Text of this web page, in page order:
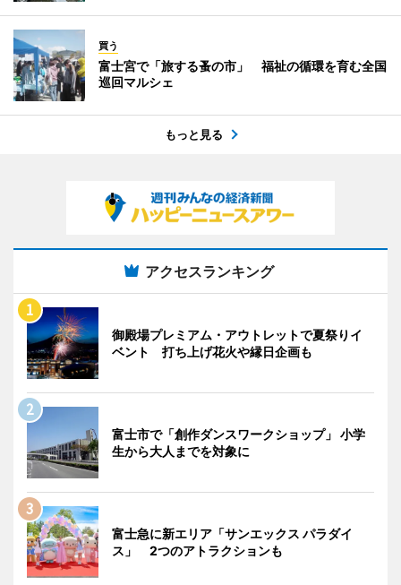
買う
富士宮で「旅する蚤の市」 福祉の循環を育む全国
巡回マルシェ
もっと見る
アクセスランキング
御殿場プレミアム・アウトレットで夏祭りイ
ベント 打ち上げ花火や縁日企画も
富士市で「創作ダンスワークショップ」 小学
生から大人までを対象に
富士急に新エリア「サンエックス パラダイ
ス」 2つのアトラクションも